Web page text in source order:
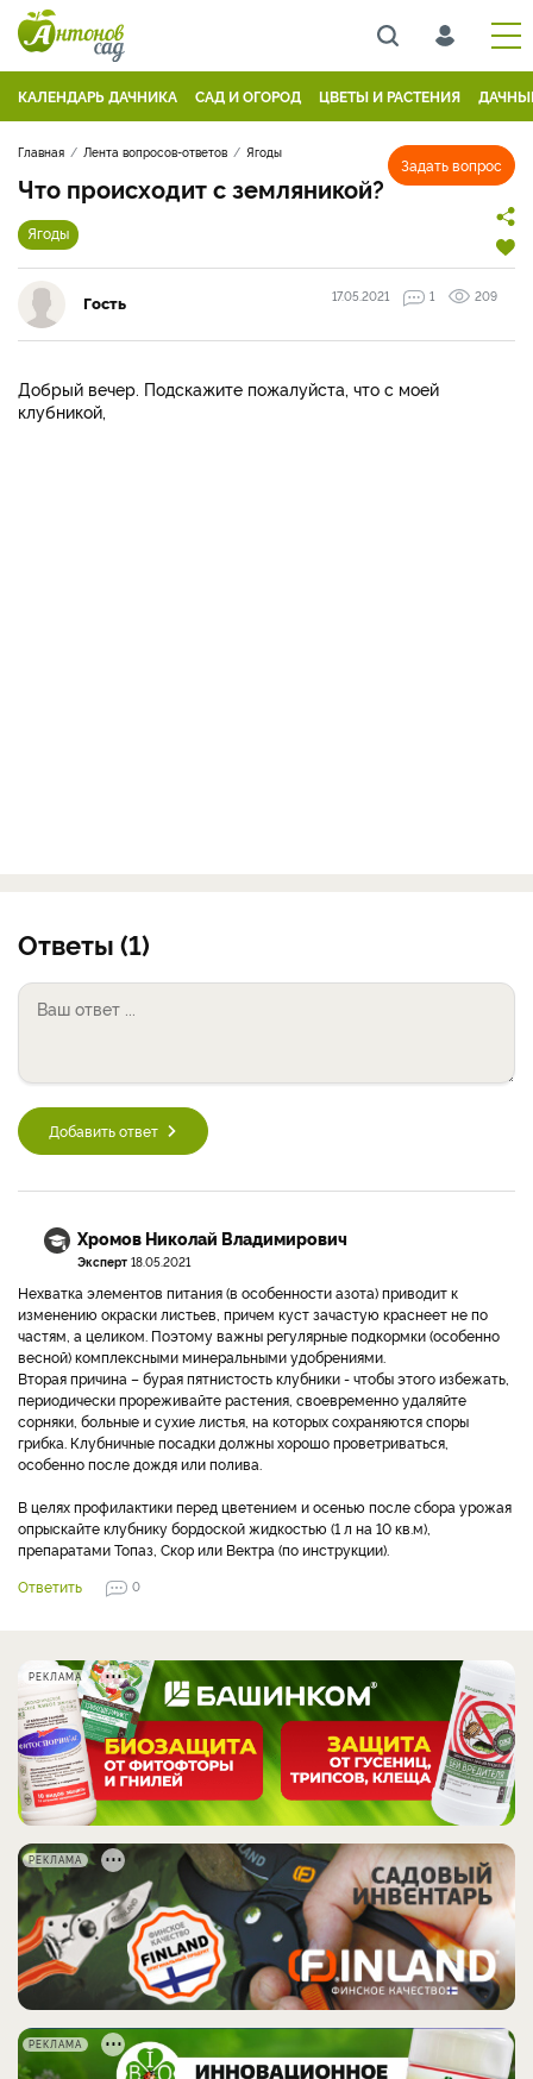
КАЛЕНДАРЬ ДАЧНИКА САД И ОГОРОД ЦВЕТЫ И РАСТЕНИЯ
Задать вопрос
Главная Лента вопросов-ответов Ягоды
Что происходит с земляникой?
Ягоды
Гость 17.05.2021 1 209
Добрый вечер. Подскажите пожалуйста, что с моей
клубникой,
Ответы (1)
Добавить ответ
Хромов Николай Владимирович
Эксперт 18.05.2021
Нехватка элементов питания (в особенности азота) приводит к
изменению окраски листьев, причем куст зачастую краснеет не по
частям, а целиком. Поэтому важны регулярные подкормки (особенно
весной) комплексными минеральными удобрениями.
Вторая причина – бурая пятнистость клубники - чтобы этого избежать,
периодически прореживайте растения, своевременно удаляйте
сорняки, больные и сухие листья, на которых сохраняются споры
грибка. Клубничные посадки должны хорошо проветриваться,
особенно после дождя или полива.
В целях профилактики перед цветением и осенью после сбора урожая
опрыскайте клубнику бордоской жидкостью (1 л на 10 кв.м),
препаратами Топаз, Скор или Вектра (по инструкции).
Ответить
0
РЕКЛАМА
РЕКЛАМА
РЕКЛАМА